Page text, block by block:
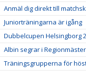
Anmäl dig direkt till
Juniorträningarna är igång
Dubbelcupen Helsingborg
Albin segrar i
Träningsgrupperna för